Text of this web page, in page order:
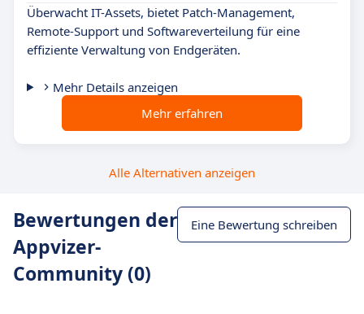
Überwacht IT-Assets, bietet Patch-Management,
Remote-Support und Softwareverteilung für eine
effiziente Verwaltung von Endgeräten.
Mehr Details anzeigen
Mehr erfahren
Alle Alternativen anzeigen
Bewertungen der
Appvizer-
Community (0)
Eine Bewertung schreiben